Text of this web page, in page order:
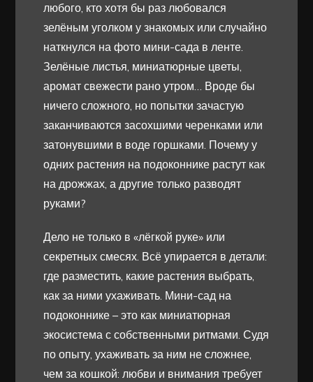
любого, кто хотя бы раз любовался
зелёным уголком у знакомых или случайно
наткнулся на фото мини-сада в ленте.
Зелёные листья, миниатюрные цветы,
аромат свежести рано утром… Вроде бы
ничего сложного, но попытки зачастую
заканчиваются засохшими черенками или
затонувшими в воде горшками. Почему у
одних растения на подоконнике растут как
на дрожжах, а другие только разводят
руками?
Дело не только в «лёгкой руке» или
секретных смесях. Всё упирается в детали:
где разместить, какие растения выбрать,
как за ними ухаживать. Мини-сад на
подоконнике – это как миниатюрная
экосистема с собственными ритмами. Судя
по опыту, ухаживать за ним не сложнее,
чем за кошкой: любви и внимания требует